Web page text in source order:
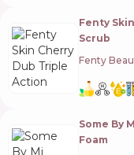
Fenty
Scrub
Fenty
Some By
Foam